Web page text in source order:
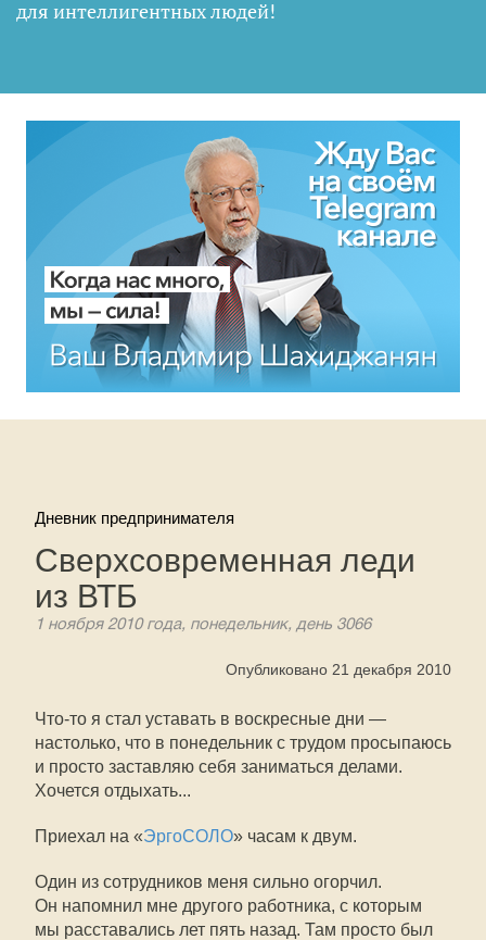
для интеллигентных людей!
Дневник предпринимателя
Сверхсовременная леди
из ВТБ
1 ноября 2010 года, понедельник, день 3066
Опубликовано 21 декабря 2010
Что-то я стал уставать в воскресные дни —
настолько, что в понедельник с трудом просыпаюсь
и просто заставляю себя заниматься делами.
Хочется отдыхать...
Приехал на «ЭргоСОЛО» часам к двум.
Один из сотрудников меня сильно огорчил.
Он напомнил мне другого работника, с которым
мы расставались лет пять назад. Там просто был